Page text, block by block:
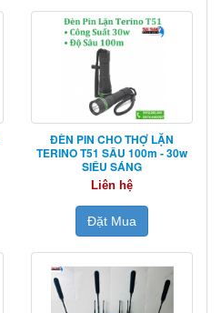
ĐÈN PIN CHO THỢ LẶN
TERINO T51 SÂU 100m - 30w
SIÊU SÁNG
Liên hệ
Đặt Mua